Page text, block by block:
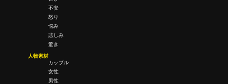
不安
怒り
悩み
悲しみ
驚き
人物素材
カップル
女性
男性